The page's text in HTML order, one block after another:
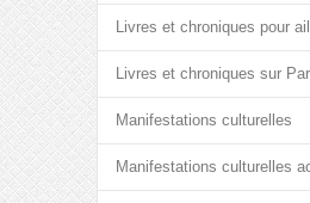
Livres et chroniques pour
Livres et chroniques sur
Manifestations culturelles
Manifestations culturelles